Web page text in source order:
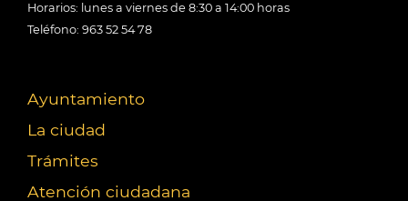
Horarios: lunes a viernes de 8:30 a 14:00 horas
Teléfono: 963 52 54 78
Ayuntamiento
La ciudad
Trámites
Atención ciudadana